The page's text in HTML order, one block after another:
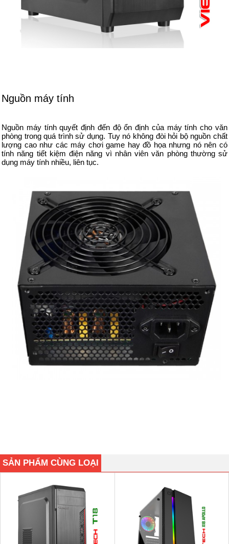
Nguồn máy tính
Nguồn máy tính quyết định đến độ ổn định của máy tính cho văn
phòng trong quá trình sử dụng. Tuy nó không đòi hỏi bộ nguồn chất
lượng cao như các máy chơi game hay đồ họa nhưng nó nên có
tính năng tiết kiệm điện năng vì nhân viên văn phòng thường sử
dụng máy tính nhiều, liên tục.
SẢN PHẨM CÙNG LOẠI